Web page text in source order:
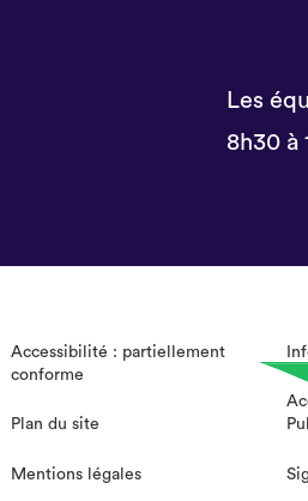
Les
8h30 à
Accessibilité : partiellement
conforme
Plan du site
Mentions légales